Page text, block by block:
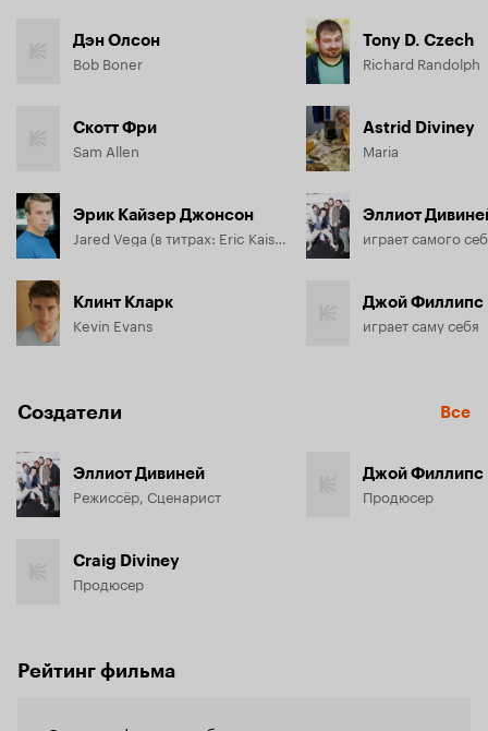
Дэн Олсон
Bob Boner
Скотт Фри
Sam Allen
Эрик Кайзер Джонсон
Jared Vega (в титрах: Eric Kaiser Johnson)
Клинт Кларк
Kevin Evans
Tony D. Czech
Richard Randolph
Astrid Diviney
Maria
Эллиот
играет самого
Джой Филлипс
играет саму себя
Создатели Все
Эллиот Дивиней
Режиссёр, Сценарист
Craig Diviney
Продюсер
Джой Филлипс
Продюсер
Рейтинг фильма